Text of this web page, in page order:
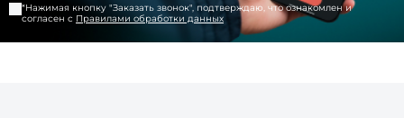
*Нажимая кнопку "Заказать звонок", подтверждаю, что ознакомлен и
согласен с Правилами обработки данных